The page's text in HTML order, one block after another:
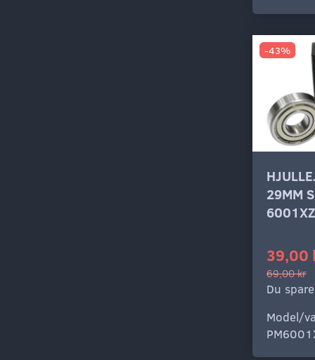
-43%
29MM
6001XZ
39,00
69,00 kr
Du
Model/